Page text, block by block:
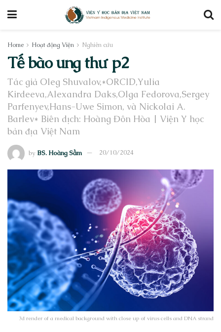
Home Hoạt động Viện Nghiên cứu
Tế bào ung thư p2
Tác giả Oleg Shuvalov,*ORCID,Yulia
Kirdeeva,Alexandra Daks,Olga Fedorova,Sergey
Parfenyev,Hans-Uwe Simon, và Nickolai A.
Barlev* Biên dịch: Hoàng Đôn Hòa | Viện Y học
bản địa Việt Nam
by BS. Hoàng Sầm 20/10/2024
3d render of a medical background with close up of virus cells and DNA strand